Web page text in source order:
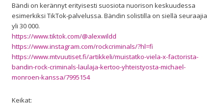
Bändi on kerännyt erityisesti suosiota nuorison keskuudessa
esimerkiksi TikTok-palvelussa. Bändin solistilla on siellä seuraajia
yli 30 000.
https://www.tiktok.com/@alexwildd
https://www.instagram.com/rockcriminals/?hl=fi
https://www.mtvuutiset.fi/artikkeli/muistatko-viela-x-factorista-
bandin-rock-criminals-laulaja-kertoo-yhteistyosta-michael-
monroen-kanssa/7995154
Keikat: